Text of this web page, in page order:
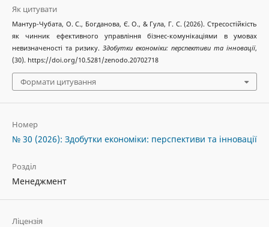
Як цитувати
Мантур-Чубата, О. С., Богданова, Є. О., & Гула, Г. С. (2026). Стресостійкість
як чинник ефективного управління бізнес-комунікаціями в умовах
невизначеності та ризику. Здобутки економіки: перспективи та інновації,
(30). https://doi.org/10.5281/zenodo.20702718
Формати цитування
Номер
№ 30 (2026): Здобутки економіки: перспективи та інновації
Розділ
Менеджмент
Ліцензія